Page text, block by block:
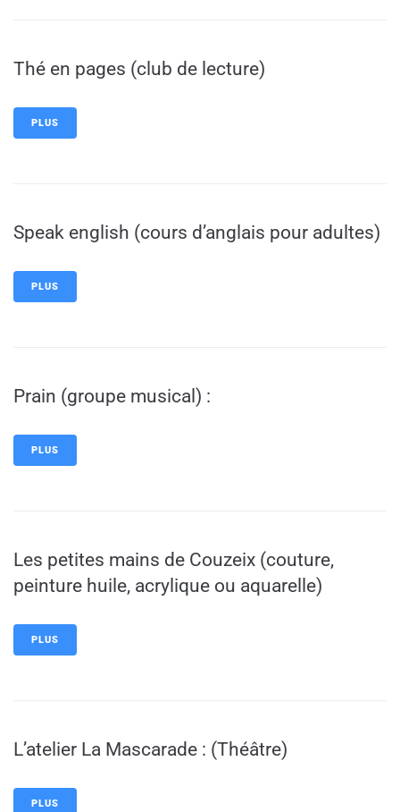
Thé en pages (club de lecture)
PLUS
Speak english (cours d’anglais pour adultes)
PLUS
Prain (groupe musical) :
PLUS
Les petites mains de Couzeix (couture,
peinture huile, acrylique ou aquarelle)
PLUS
L’atelier La Mascarade : (Théâtre)
PLUS